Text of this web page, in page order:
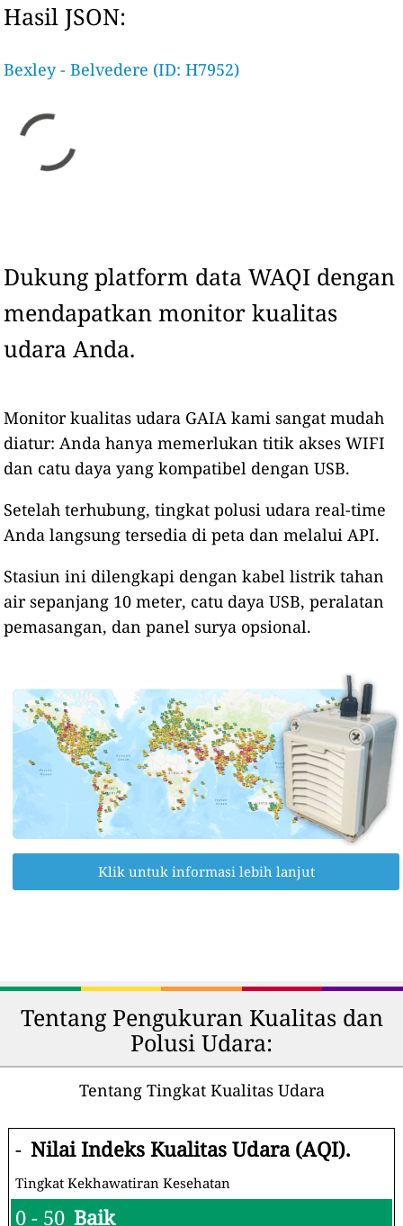
Hasil JSON:
Bexley - Belvedere (ID: H7952)
Dukung platform data WAQI dengan
mendapatkan monitor kualitas
udara Anda.
Monitor kualitas udara GAIA kami sangat mudah
diatur: Anda hanya memerlukan titik akses WIFI
dan catu daya yang kompatibel dengan USB.
Setelah terhubung, tingkat polusi udara real-time
Anda langsung tersedia di peta dan melalui API.
Stasiun ini dilengkapi dengan kabel listrik tahan
air sepanjang 10 meter, catu daya USB, peralatan
pemasangan, dan panel surya opsional.
Klik untuk informasi lebih lanjut
Tentang Pengukuran Kualitas dan
Polusi Udara:
Tentang Tingkat Kualitas Udara
- Nilai Indeks Kualitas Udara (AQI).
Tingkat Kekhawatiran Kesehatan
0 - 50 Baik